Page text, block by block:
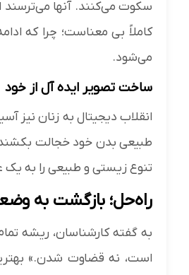
سکوت می‌کنند. آنها می‌ترسند
کاملاً بی معناست؛ چرا که
می‌شود.
ساخت تصویر ایده آل از خود
انقلاب دیجیتال به زنان
طبیعی بدن خود خجالت
تنوع زیستی و طبیعی را به
راه‌حل؛ بازگشت به
به گفته کارشناسان، ریشه
است، نه قضاوت شدن.»